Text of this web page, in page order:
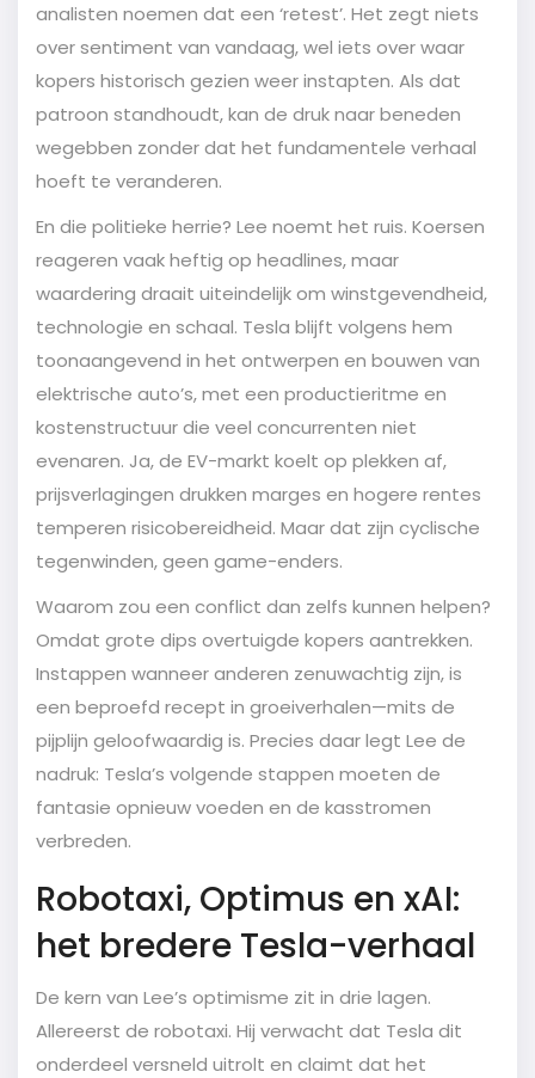
analisten noemen dat een ‘retest’. Het zegt niets
over sentiment van vandaag, wel iets over waar
kopers historisch gezien weer instapten. Als dat
patroon standhoudt, kan de druk naar beneden
wegebben zonder dat het fundamentele verhaal
hoeft te veranderen.
En die politieke herrie? Lee noemt het ruis. Koersen
reageren vaak heftig op headlines, maar
waardering draait uiteindelijk om winstgevendheid,
technologie en schaal. Tesla blijft volgens hem
toonaangevend in het ontwerpen en bouwen van
elektrische auto’s, met een productieritme en
kostenstructuur die veel concurrenten niet
evenaren. Ja, de EV-markt koelt op plekken af,
prijsverlagingen drukken marges en hogere rentes
temperen risicobereidheid. Maar dat zijn cyclische
tegenwinden, geen game-enders.
Waarom zou een conflict dan zelfs kunnen helpen?
Omdat grote dips overtuigde kopers aantrekken.
Instappen wanneer anderen zenuwachtig zijn, is
een beproefd recept in groeiverhalen—mits de
pijplijn geloofwaardig is. Precies daar legt Lee de
nadruk: Tesla’s volgende stappen moeten de
fantasie opnieuw voeden en de kasstromen
verbreden.
Robotaxi, Optimus en xAI:
het bredere Tesla-verhaal
De kern van Lee’s optimisme zit in drie lagen.
Allereerst de robotaxi. Hij verwacht dat Tesla dit
onderdeel versneld uitrolt en claimt dat het